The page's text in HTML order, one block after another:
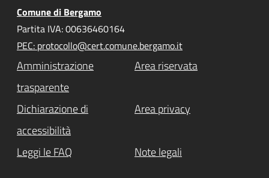
Comune di Bergamo
Partita IVA: 00636460164
PEC: protocollo@cert.comune.bergamo.it
Amministrazione
trasparente
Area riservata
Dichiarazione di
accessibilità
Area privacy
Leggi le FAQ Note legali